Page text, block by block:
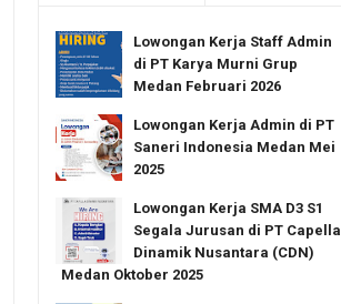
Lowongan Kerja Staff Admin
di PT Karya Murni Grup
Medan Februari 2026
Lowongan Kerja Admin di PT
Saneri Indonesia Medan Mei
2025
Lowongan Kerja SMA D3 S1
Segala Jurusan di PT Capella
Dinamik Nusantara (CDN)
Medan Oktober 2025